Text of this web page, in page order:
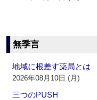
無季言
地域に根差す薬局とは
2026年08月10日 (月)
三つのPUSH